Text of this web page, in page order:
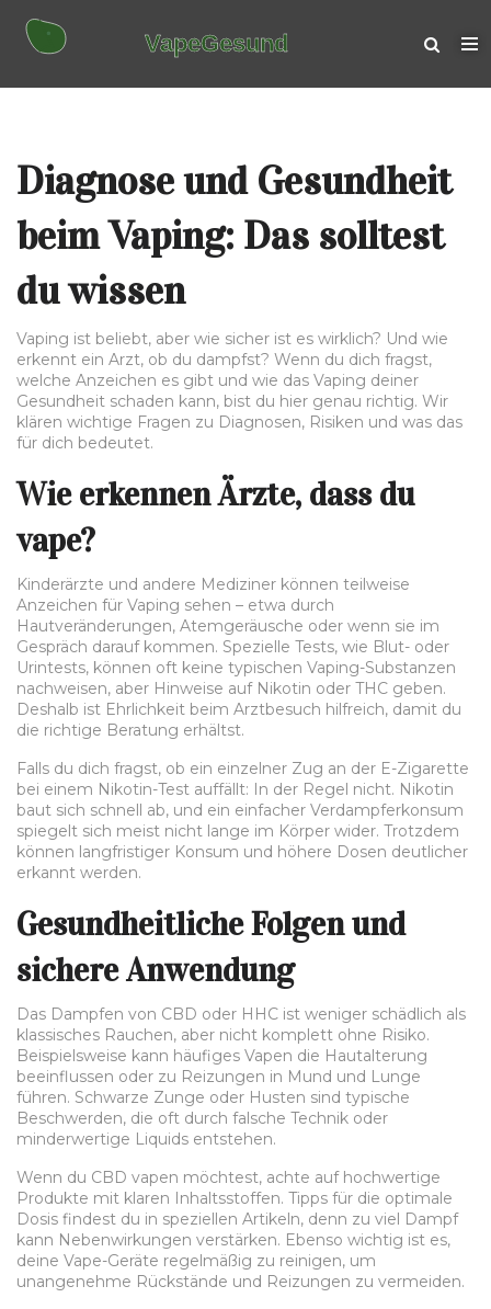
Diagnose und Gesundheit
beim Vaping: Das solltest
du wissen
Vaping ist beliebt, aber wie sicher ist es wirklich? Und wie
erkennt ein Arzt, ob du dampfst? Wenn du dich fragst,
welche Anzeichen es gibt und wie das Vaping deiner
Gesundheit schaden kann, bist du hier genau richtig. Wir
klären wichtige Fragen zu Diagnosen, Risiken und was das
für dich bedeutet.
Wie erkennen Ärzte, dass du
vape?
Kinderärzte und andere Mediziner können teilweise
Anzeichen für Vaping sehen – etwa durch
Hautveränderungen, Atemgeräusche oder wenn sie im
Gespräch darauf kommen. Spezielle Tests, wie Blut- oder
Urintests, können oft keine typischen Vaping-Substanzen
nachweisen, aber Hinweise auf Nikotin oder THC geben.
Deshalb ist Ehrlichkeit beim Arztbesuch hilfreich, damit du
die richtige Beratung erhältst.
Falls du dich fragst, ob ein einzelner Zug an der E-Zigarette
bei einem Nikotin-Test auffällt: In der Regel nicht. Nikotin
baut sich schnell ab, und ein einfacher Verdampferkonsum
spiegelt sich meist nicht lange im Körper wider. Trotzdem
können langfristiger Konsum und höhere Dosen deutlicher
erkannt werden.
Gesundheitliche Folgen und
sichere Anwendung
Das Dampfen von CBD oder HHC ist weniger schädlich als
klassisches Rauchen, aber nicht komplett ohne Risiko.
Beispielsweise kann häufiges Vapen die Hautalterung
beeinflussen oder zu Reizungen in Mund und Lunge
führen. Schwarze Zunge oder Husten sind typische
Beschwerden, die oft durch falsche Technik oder
minderwertige Liquids entstehen.
Wenn du CBD vapen möchtest, achte auf hochwertige
Produkte mit klaren Inhaltsstoffen. Tipps für die optimale
Dosis findest du in speziellen Artikeln, denn zu viel Dampf
kann Nebenwirkungen verstärken. Ebenso wichtig ist es,
deine Vape-Geräte regelmäßig zu reinigen, um
unangenehme Rückstände und Reizungen zu vermeiden.